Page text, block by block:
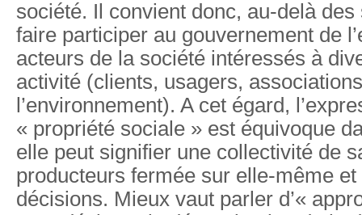
société. Il convient donc, au-delà
faire participer au gouvernement de
acteurs de la société intéressés à
activité (clients, usagers,
l’environnement). A cet égard,
« propriété sociale » est équivoque
elle peut signifier une collectivité de
producteurs fermée sur elle-même
décisions. Mieux vaut parler d’«